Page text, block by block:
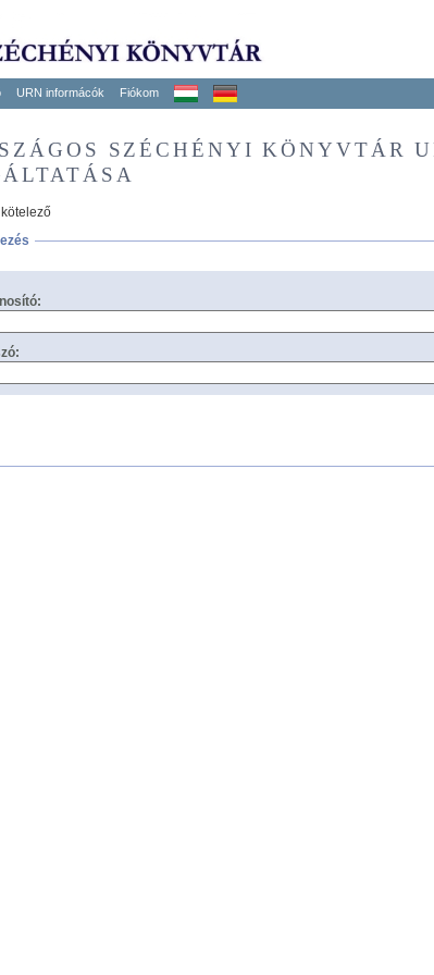
URN informácók Fiókom
SZÉCHÉNYI KÖNYVTÁR